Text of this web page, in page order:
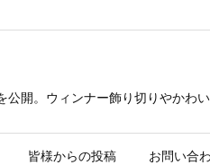
開。ウィンナー飾り切りやかわ
皆様からの投稿 お問い合